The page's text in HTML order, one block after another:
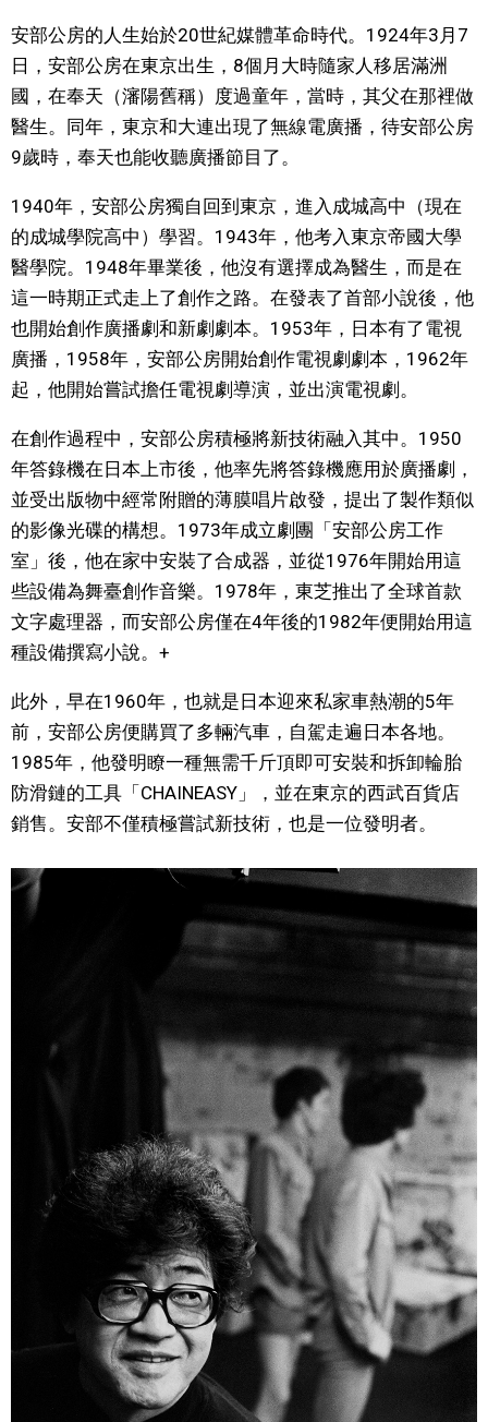
醫療健康
語言
東京
編輯部通知
安部公房的人生始於20世紀媒體革命時代。1924年3月7
日，安部公房在東京出生，8個月大時隨家人移居滿洲
國，在奉天（瀋陽舊稱）度過童年，當時，其父在那裡做
醫生。同年，東京和大連出現了無線電廣播，待安部公房
9歲時，奉天也能收聽廣播節目了。
1940年，安部公房獨自回到東京，進入成城高中（現在
的成城學院高中）學習。1943年，他考入東京帝國大學
醫學院。1948年畢業後，他沒有選擇成為醫生，而是在
這一時期正式走上了創作之路。在發表了首部小說後，他
也開始創作廣播劇和新劇劇本。1953年，日本有了電視
廣播，1958年，安部公房開始創作電視劇劇本，1962年
起，他開始嘗試擔任電視劇導演，並出演電視劇。
在創作過程中，安部公房積極將新技術融入其中。1950
年答錄機在日本上市後，他率先將答錄機應用於廣播劇，
並受出版物中經常附贈的薄膜唱片啟發，提出了製作類似
的影像光碟的構想。1973年成立劇團「安部公房工作
室」後，他在家中安裝了合成器，並從1976年開始用這
些設備為舞臺創作音樂。1978年，東芝推出了全球首款
文字處理器，而安部公房僅在4年後的1982年便開始用這
種設備撰寫小說。+
此外，早在1960年，也就是日本迎來私家車熱潮的5年
前，安部公房便購買了多輛汽車，自駕走遍日本各地。
1985年，他發明瞭一種無需千斤頂即可安裝和拆卸輪胎
防滑鏈的工具「CHAINEASY」，並在東京的西武百貨店
銷售。安部不僅積極嘗試新技術，也是一位發明者。